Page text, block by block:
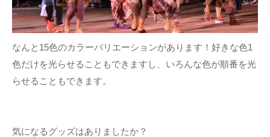
なんと15色のカラーバリエーションがあります！好きな色1
色だけを光らせることもできますし、いろんな色が順番を光
らせることもできます。
気になるグッズはありましたか？